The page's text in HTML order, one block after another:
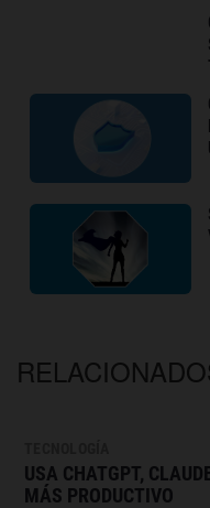
USA CHATGPT,
MÁS PRODUCTIVO